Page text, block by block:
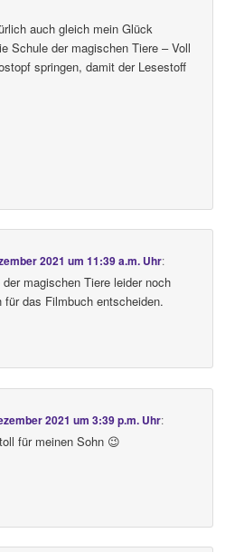
auch gleich mein Glück
Schule der magischen Tiere – Voll
springen, damit der Lesestoff
2021 um 11:39 a.m. Uhr:
magischen Tiere leider noch
das Filmbuch entscheiden.
2021 um 3:39 p.m. Uhr:
für meinen Sohn 😉